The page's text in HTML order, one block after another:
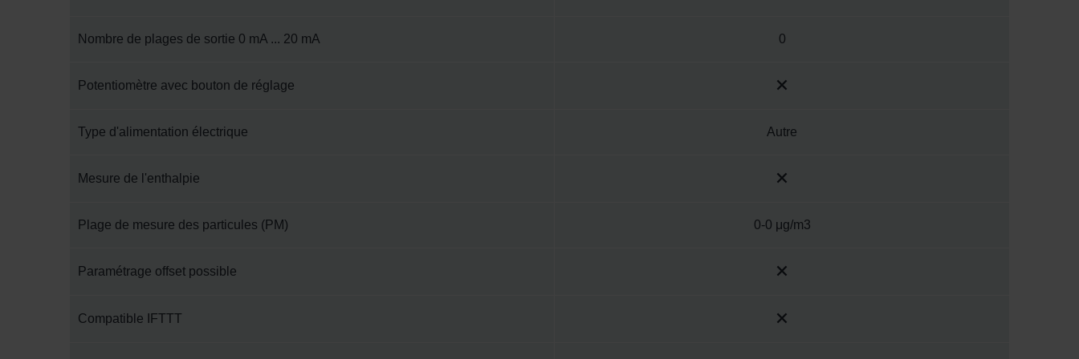
Nombre de plages de sortie 0 mA ... 20 mA 0
Potentiomètre avec bouton de réglage
Type d'alimentation électrique Autre
Mesure de l'enthalpie
Plage de mesure des particules (PM) 0-0 μg/m3
Paramétrage offset possible
Compatible IFTTT